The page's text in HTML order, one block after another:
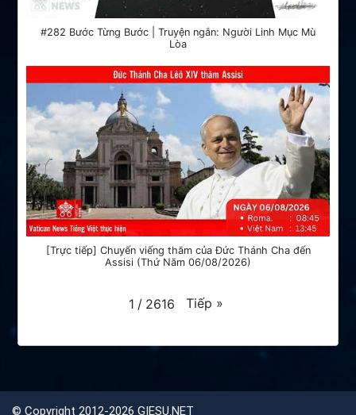
#282 Bước Từng Bước | Truyện ngắn: Người Linh Mục Mù
Lòa
[Trực tiếp] Chuyến viếng thăm của Đức Thánh Cha đến
Assisi (Thứ Năm 06/08/2026)
1 / 2616 Tiếp »
© Copyright 2012-2026 GIESU.NET